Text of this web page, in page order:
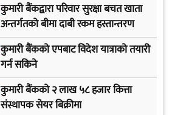
कुमारी बैंकद्वारा परिवार सुरक्षा बचत खाता
अन्तर्गतको बीमा दाबी रकम हस्तान्तरण
कुमारी बैंकको एपबाट विदेश यात्राको तयारी
गर्न सकिने
कुमारी बैंकको २ लाख ५८ हजार कित्ता
संस्थापक सेयर बिक्रीमा